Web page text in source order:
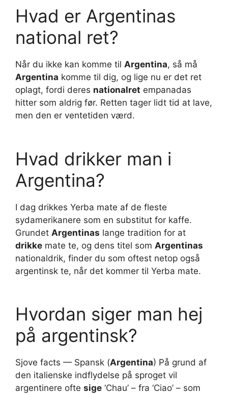
Hvad er Argentinas
national ret?
Når du ikke kan komme til Argentina, så må
Argentina komme til dig, og lige nu er det ret
oplagt, fordi deres nationalret empanadas
hitter som aldrig før. Retten tager lidt tid at lave,
men den er ventetiden værd.
Hvad drikker man i
Argentina?
I dag drikkes Yerba mate af de fleste
sydamerikanere som en substitut for kaffe.
Grundet Argentinas lange tradition for at
drikke mate te, og dens titel som Argentinas
nationaldrik, finder du som oftest netop også
argentinsk te, når det kommer til Yerba mate.
Hvordan siger man hej
på argentinsk?
Sjove facts — Spansk (Argentina) På grund af
den italienske indflydelse på sproget vil
argentinere ofte sige ‘Chau’ – fra ‘Ciao’ – som